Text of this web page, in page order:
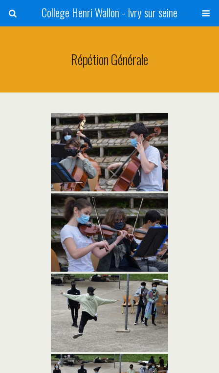
College Henri Wallon - Ivry sur seine
Répétion Générale